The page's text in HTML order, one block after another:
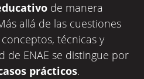
de manera
allá de las cuestiones
técnicas y
de ENAE se distingue por
prácticos.